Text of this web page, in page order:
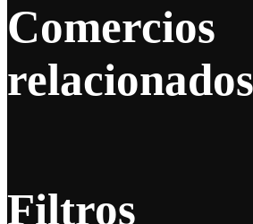
Comercios
relacionados
Filtros